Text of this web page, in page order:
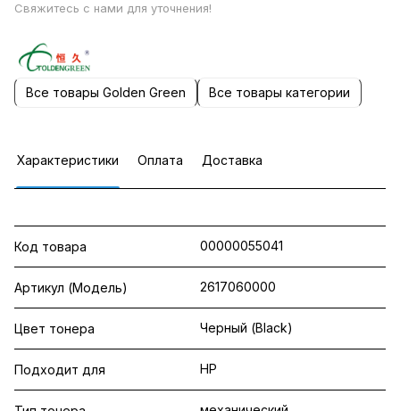
Свяжитесь с нами для уточнения!
Все товары Golden Green Все товары категории
Характеристики Оплата Доставка
Код товара 00000055041
Артикул (Модель) 2617060000
Цвет тонера Черный (Black)
Подходит для HP